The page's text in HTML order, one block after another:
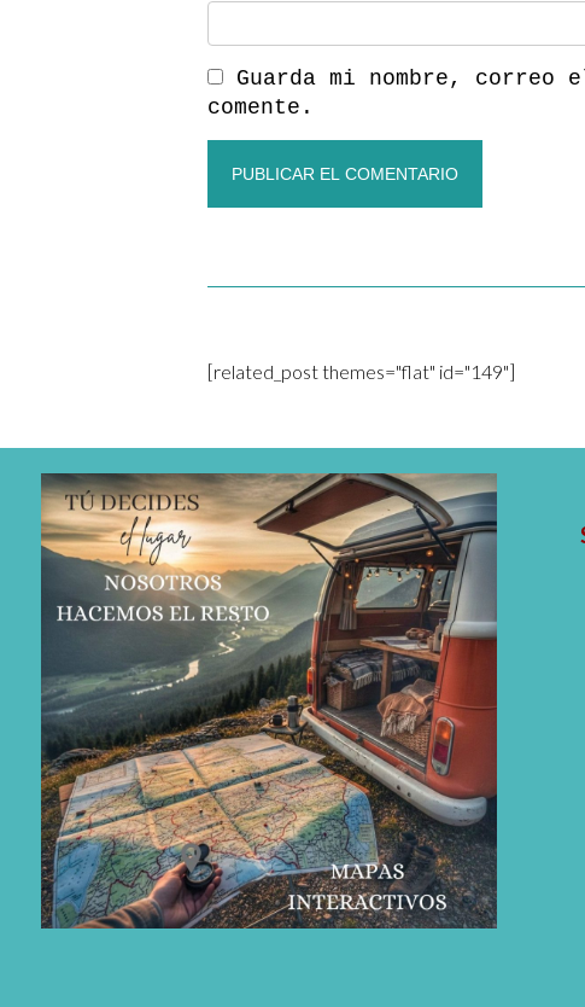
Guarda mi nombre, correo
comente.
[related_post themes="flat" id="149"]